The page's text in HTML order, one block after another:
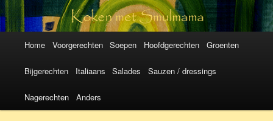
Koken met
SmulMama
Spring
naar
de
Spring
naar
de
Home Voorgerechten Soepen Hoofdgerechten Groenten
Bijgerechten Italiaans Salades Sauzen / dressings
Nagerechten Anders